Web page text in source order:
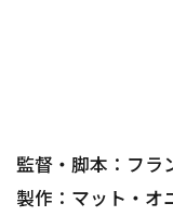
監督・脚本：フラ
製作：マット・オ